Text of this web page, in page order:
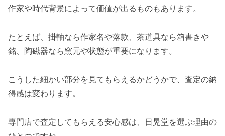
作家や時代背景によって価値が出るものもあります。
たとえば、掛軸なら作家名や落款、茶道具なら箱書きや
銘、陶磁器なら窯元や状態が重要になります。
こうした細かい部分を見てもらえるかどうかで、査定の納
得感は変わります。
専門店で査定してもらえる安心感は、日晃堂を選ぶ理由の